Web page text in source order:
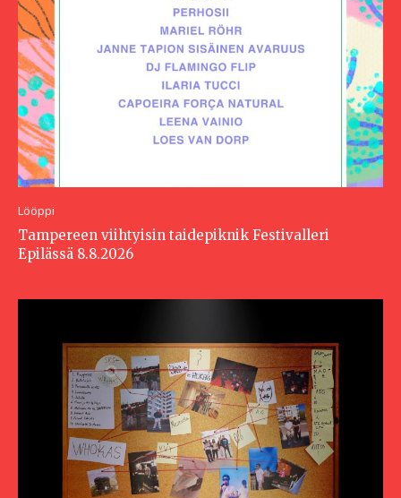
Lööppi
Tampereen viihtyisin taidepiknik Festivalleri
Epilässä 8.8.2026